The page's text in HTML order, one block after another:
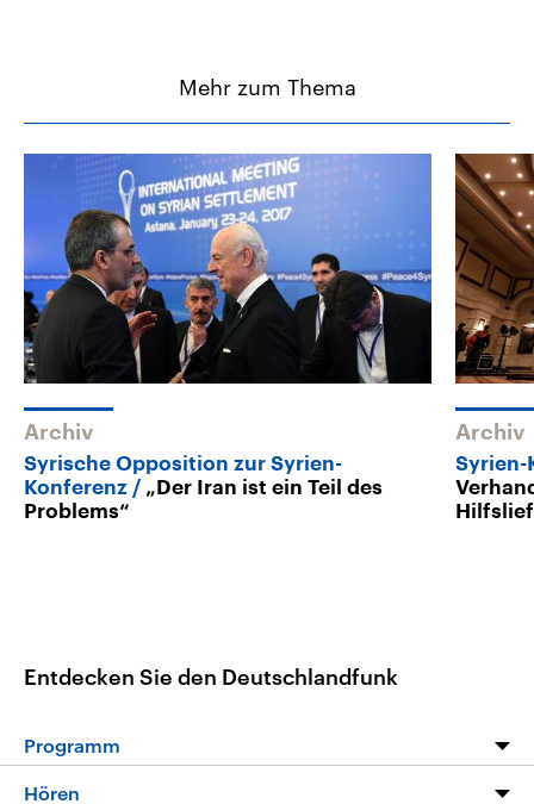
Mehr zum Thema
Archiv
Syrische Opposition zur Syrien-
Konferenz
„Der Iran ist ein Teil des
Problems“
Archiv
Syrien-
Entdecken Sie den Deutschlandfunk
Programm
Programm
Hören